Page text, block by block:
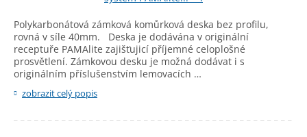
Polykarbonátová zámková komůrková deska bez profilu,
rovná v síle 40mm. Deska je dodávána v originální
receptuře PAMAlite zajišťujicí příjemné celoplošné
prosvětlení. Zámkovou desku je možná dodávat i s
originálním příslušenstvím lemovacích …
zobrazit celý popis